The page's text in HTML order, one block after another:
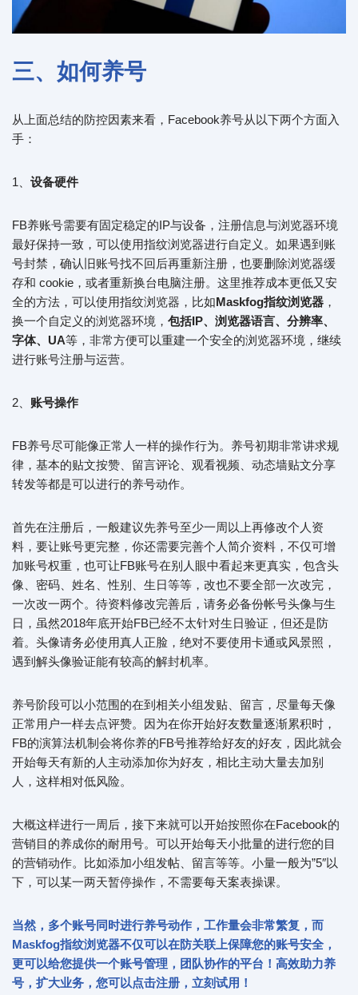
三、如何养号
从上面总结的防控因素来看，Facebook养号从以下两个方面入
手：
1、 设备硬件
FB养账号需要有固定稳定的IP与设备，注册信息与浏览器环境
最好保持一致，可以使用指纹浏览器进行自定义。如果遇到账
号封禁，确认旧账号找不回后再重新注册，也要删除浏览器缓
存和 cookie，或者重新换台电脑注册。这里推荐成本更低又安
全的方法，可以使用指纹浏览器，比如 Maskfog指纹浏览器 ，
换一个自定义的浏览器环境， 包括IP、浏览器语言、分辨率、
字体、UA等，非常方便可以重建一个安全的浏览器环境，继续
进行账号注册与运营。
2、 账号操作
FB养号尽可能像正常人一样的操作行为。养号初期非常讲求规
律，基本的贴文按赞、留言评论、观看视频、动态墙贴文分享
转发等都是可以进行的养号动作。
首先在注册后，一般建议先养号至少一周以上再修改个人资
料，要让账号更完整，你还需要完善个人简介资料，不仅可增
加账号权重，也可让FB账号在别人眼中看起来更真实，包含头
像、密码、姓名、性别、生日等等，改也不要全部一次改完，
一次改一两个。待资料修改完善后，请务必备份帐号头像与生
日，虽然2018年底开始FB已经不太针对生日验证，但还是防
着。头像请务必使用真人正脸，绝对不要使用卡通或风景照，
遇到解头像验证能有较高的解封机率。
养号阶段可以小范围的在到相关小组发贴、留言，尽量每天像
正常用户一样去点评赞。因为在你开始好友数量逐渐累积时，
FB的演算法机制会将你养的FB号推荐给好友的好友，因此就会
开始每天有新的人主动添加你为好友，相比主动大量去加别
人，这样相对低风险。
大概这样进行一周后，接下来就可以开始按照你在Facebook的
营销目的养成你的耐用号。可以开始每天小批量的进行您的目
的营销动作。比如添加小组发帖、留言等等。小量一般为”5″以
下，可以某一两天暂停操作，不需要每天案表操课。
当然，多个账号同时进行养号动作，工作量会非常繁复，而
Maskfog指纹浏览器不仅可以在防关联上保障您的账号安全，
更可以给您提供一个账号管理，团队协作的平台！高效助力养
号，扩大业务，您可以点击注册，立刻试用！